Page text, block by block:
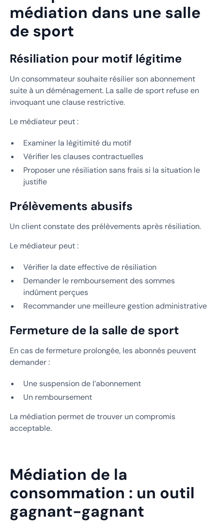
médiation dans une salle
de sport
Résiliation pour motif légitime
Un consommateur souhaite résilier son abonnement
suite à un déménagement. La salle de sport refuse en
invoquant une clause restrictive.
Le médiateur peut :
Examiner la légitimité du motif
Vérifier les clauses contractuelles
Proposer une résiliation sans frais si la situation le
justifie
Prélèvements abusifs
Un client constate des prélèvements après résiliation.
Le médiateur peut :
Vérifier la date effective de résiliation
Demander le remboursement des sommes
indûment perçues
Recommander une meilleure gestion administrative
Fermeture de la salle de sport
En cas de fermeture prolongée, les abonnés peuvent
demander :
Une suspension de l’abonnement
Un remboursement
La médiation permet de trouver un compromis
acceptable.
Médiation de la
consommation : un outil
gagnant-gagnant